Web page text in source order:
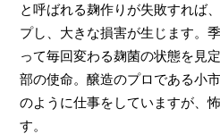
と呼ばれる麹作りが失敗すれば
プし、大きな損害が生じます。
って毎回変わる麹菌の状態を見
部の使命。醸造のプロである小
のように仕事をしていますが、
す。